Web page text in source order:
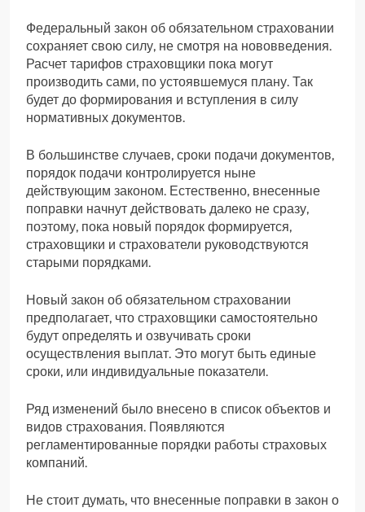
Федеральный закон об обязательном страховании
сохраняет свою силу, не смотря на нововведения.
Расчет тарифов страховщики пока могут
производить сами, по устоявшемуся плану. Так
будет до формирования и вступления в силу
нормативных документов.
В большинстве случаев, сроки подачи документов,
порядок подачи контролируется ныне
действующим законом. Естественно, внесенные
поправки начнут действовать далеко не сразу,
поэтому, пока новый порядок формируется,
страховщики и страхователи руководствуются
старыми порядками.
Новый закон об обязательном страховании
предполагает, что страховщики самостоятельно
будут определять и озвучивать сроки
осуществления выплат. Это могут быть единые
сроки, или индивидуальные показатели.
Ряд изменений было внесено в список объектов и
видов страхования. Появляются
регламентированные порядки работы страховых
компаний.
Не стоит думать, что внесенные поправки в закон о